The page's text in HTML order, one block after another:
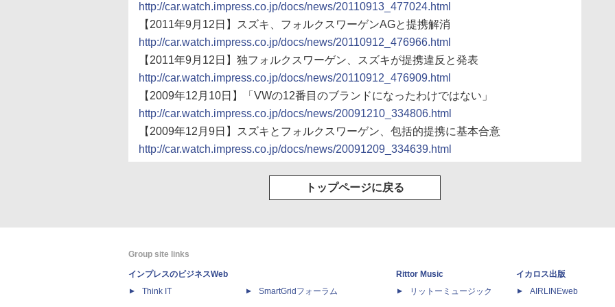
http://car.watch.impress.co.jp/docs/news/20110913_477024.html
【2011年9月12日】スズキ、フォルクスワーゲンAGと提携解消
http://car.watch.impress.co.jp/docs/news/20110912_476966.html
【2011年9月12日】独フォルクスワーゲン、スズキが提携違反と発表
http://car.watch.impress.co.jp/docs/news/20110912_476909.html
【2009年12月10日】「VWの12番目のブランドになったわけではない」
http://car.watch.impress.co.jp/docs/news/20091210_334806.html
【2009年12月9日】スズキとフォルクスワーゲン、包括的提携に基本合意
http://car.watch.impress.co.jp/docs/news/20091209_334639.html
トップページに戻る
Group site links
インプレスのビジネスWeb
Think IT
SmartGridフォーラム
Rittor Music
リットーミュージック
イカロス出版
AIRLINEweb